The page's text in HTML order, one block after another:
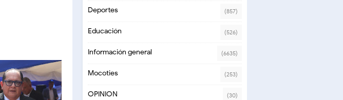
Deportes (857)
Educación (526)
Información general (6635)
Mocoties (253)
OPINION (30)